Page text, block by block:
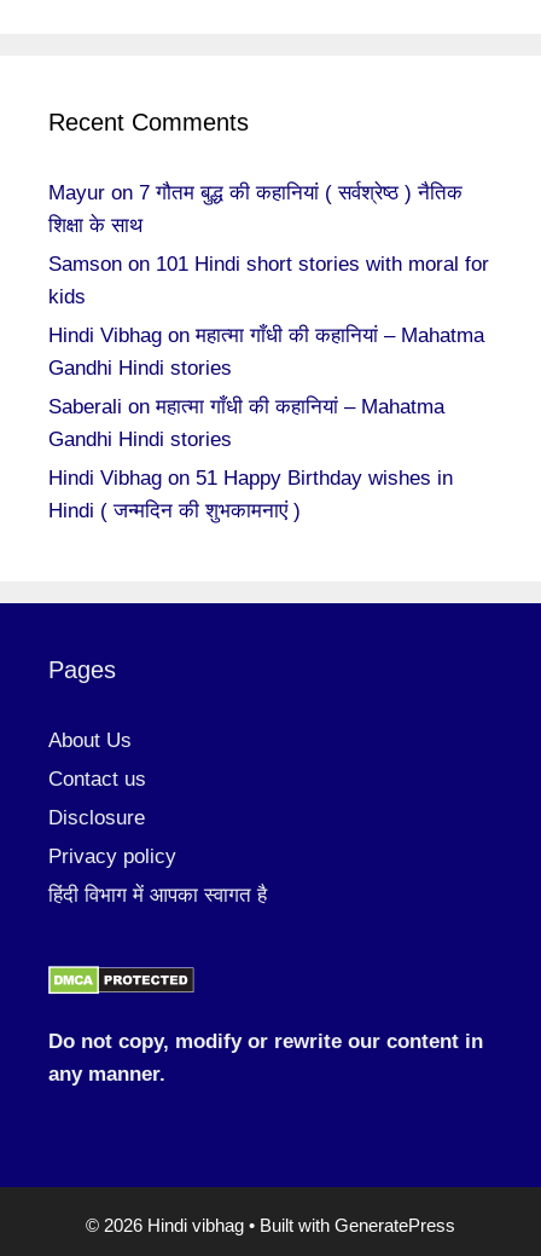
Recent Comments
Mayur on 7 गौतम बुद्ध की कहानियां ( सर्वश्रेष्ठ ) नैतिक
शिक्षा के साथ
Samson on 101 Hindi short stories with moral for
kids
Hindi Vibhag onमहात्मा गाँधी की कहानियां – Mahatma
Gandhi Hindi stories
Saberali onमहात्मा गाँधी की कहानियां – Mahatma
Gandhi Hindi stories
Hindi Vibhag on 51 Happy Birthday wishes in
Hindi ( जन्मदिन की शुभकामनाएं )
Pages
About Us
Contact us
Disclosure
Privacy policy
हिंदी विभाग में आपका स्वागत है
Do not copy, modify or rewrite our content in
any manner.
© 2026 Hindi vibhag • Built with GeneratePress